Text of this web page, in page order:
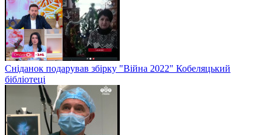
Сніданок подарував збірку "Війна 2022" Кобеляцький
бібліотеці